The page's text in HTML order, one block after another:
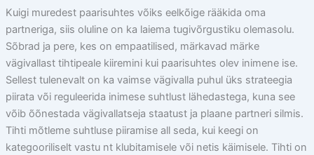
Kuigi muredest paarisuhtes võiks eelkõige rääkida oma
partneriga, siis oluline on ka laiema tugivõrgustiku olemasolu.
Sõbrad ja pere, kes on empaatilised, märkavad märke
vägivallast tihtipeale kiiremini kui paarisuhtes olev inimene ise.
Sellest tulenevalt on ka vaimse vägivalla puhul üks strateegia
piirata või reguleerida inimese suhtlust lähedastega, kuna see
võib õõnestada vägivallatseja staatust ja plaane partneri silmis.
Tihti mõtleme suhtluse piiramise all seda, kui keegi on
kategooriliselt vastu nt klubitamisele või netis käimisele. Tihti on